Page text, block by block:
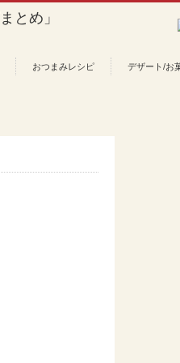
おつまみレシピ デザート/お